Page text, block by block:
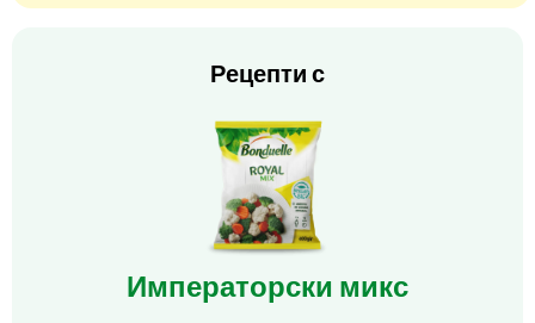
Рецепти с
Императорски микс